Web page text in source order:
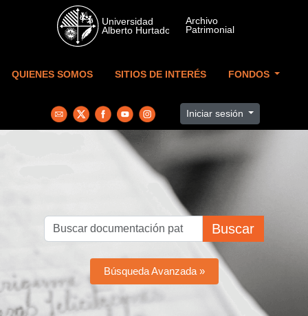
Skip to main content
QUIENES SOMOS SITIOS DE INTERÉS FONDOS
Iniciar sesión
Buscar
Búsqueda Avanzada »